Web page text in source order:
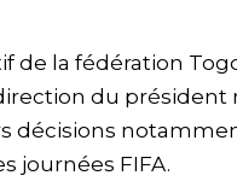
de la fédération
du
décisions
journées FIFA.